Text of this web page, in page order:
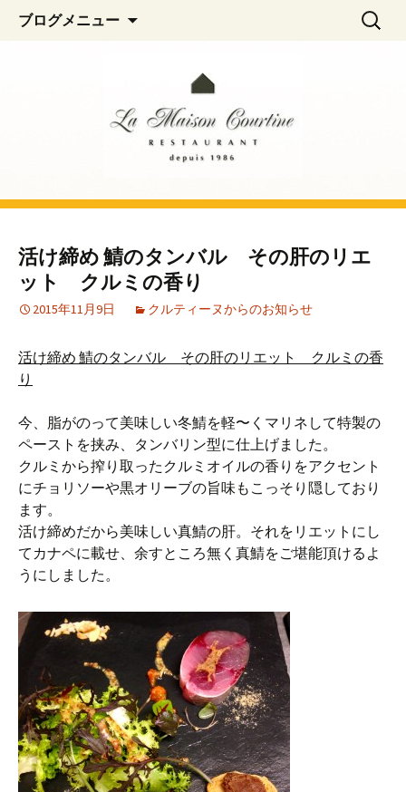
La Maison Courtine
阿佐ヶ谷、荻窪のフレンチレストラン
「La Maison Courtine（ラ・メゾン・クル
ブログメニュー
へ
移
検
活け締め 鯖のタンバル その肝のリエ
ット クルミの香り
2015年11月9日 クルティーヌからのお知らせ
活け締め 鯖のタンバル その肝のリエット クルミの香
り
今、脂がのって美味しい冬鯖を軽〜くマリネして特製の
ペーストを挟み、タンバリン型に仕上げました。
クルミから搾り取ったクルミオイルの香りをアクセント
にチョリソーや黒オリーブの旨味もこっそり隠しており
ます。
活け締めだから美味しい真鯖の肝。それをリエットにし
てカナペに載せ、余すところ無く真鯖をご堪能頂けるよ
うにしました。